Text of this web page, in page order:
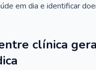
em dia e identificar
clínica